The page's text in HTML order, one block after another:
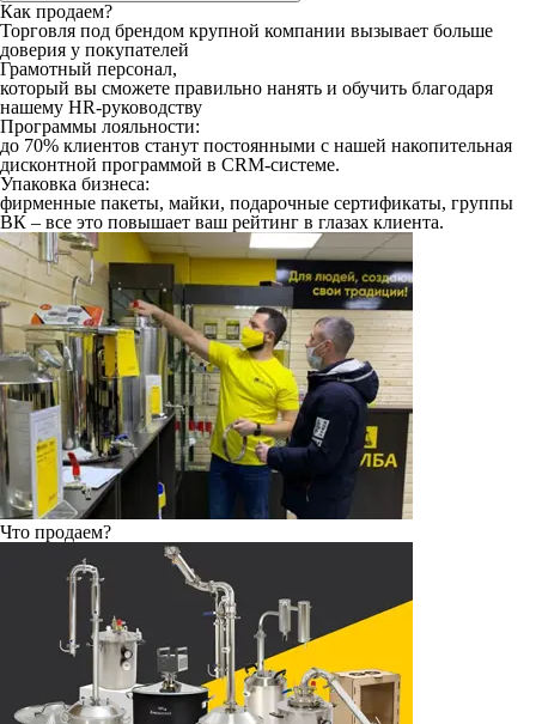
Как продаем?
Торговля под брендом крупной компании вызывает больше
доверия у покупателей
Грамотный персонал,
который вы сможете правильно нанять и обучить благодаря
нашему HR-руководству
Программы лояльности:
до 70% клиентов станут постоянными с нашей накопительная
дисконтной программой в CRM-системе.
Упаковка бизнеса:
фирменные пакеты, майки, подарочные сертификаты, группы
ВК – все это повышает ваш рейтинг в глазах клиента.
Что продаем?